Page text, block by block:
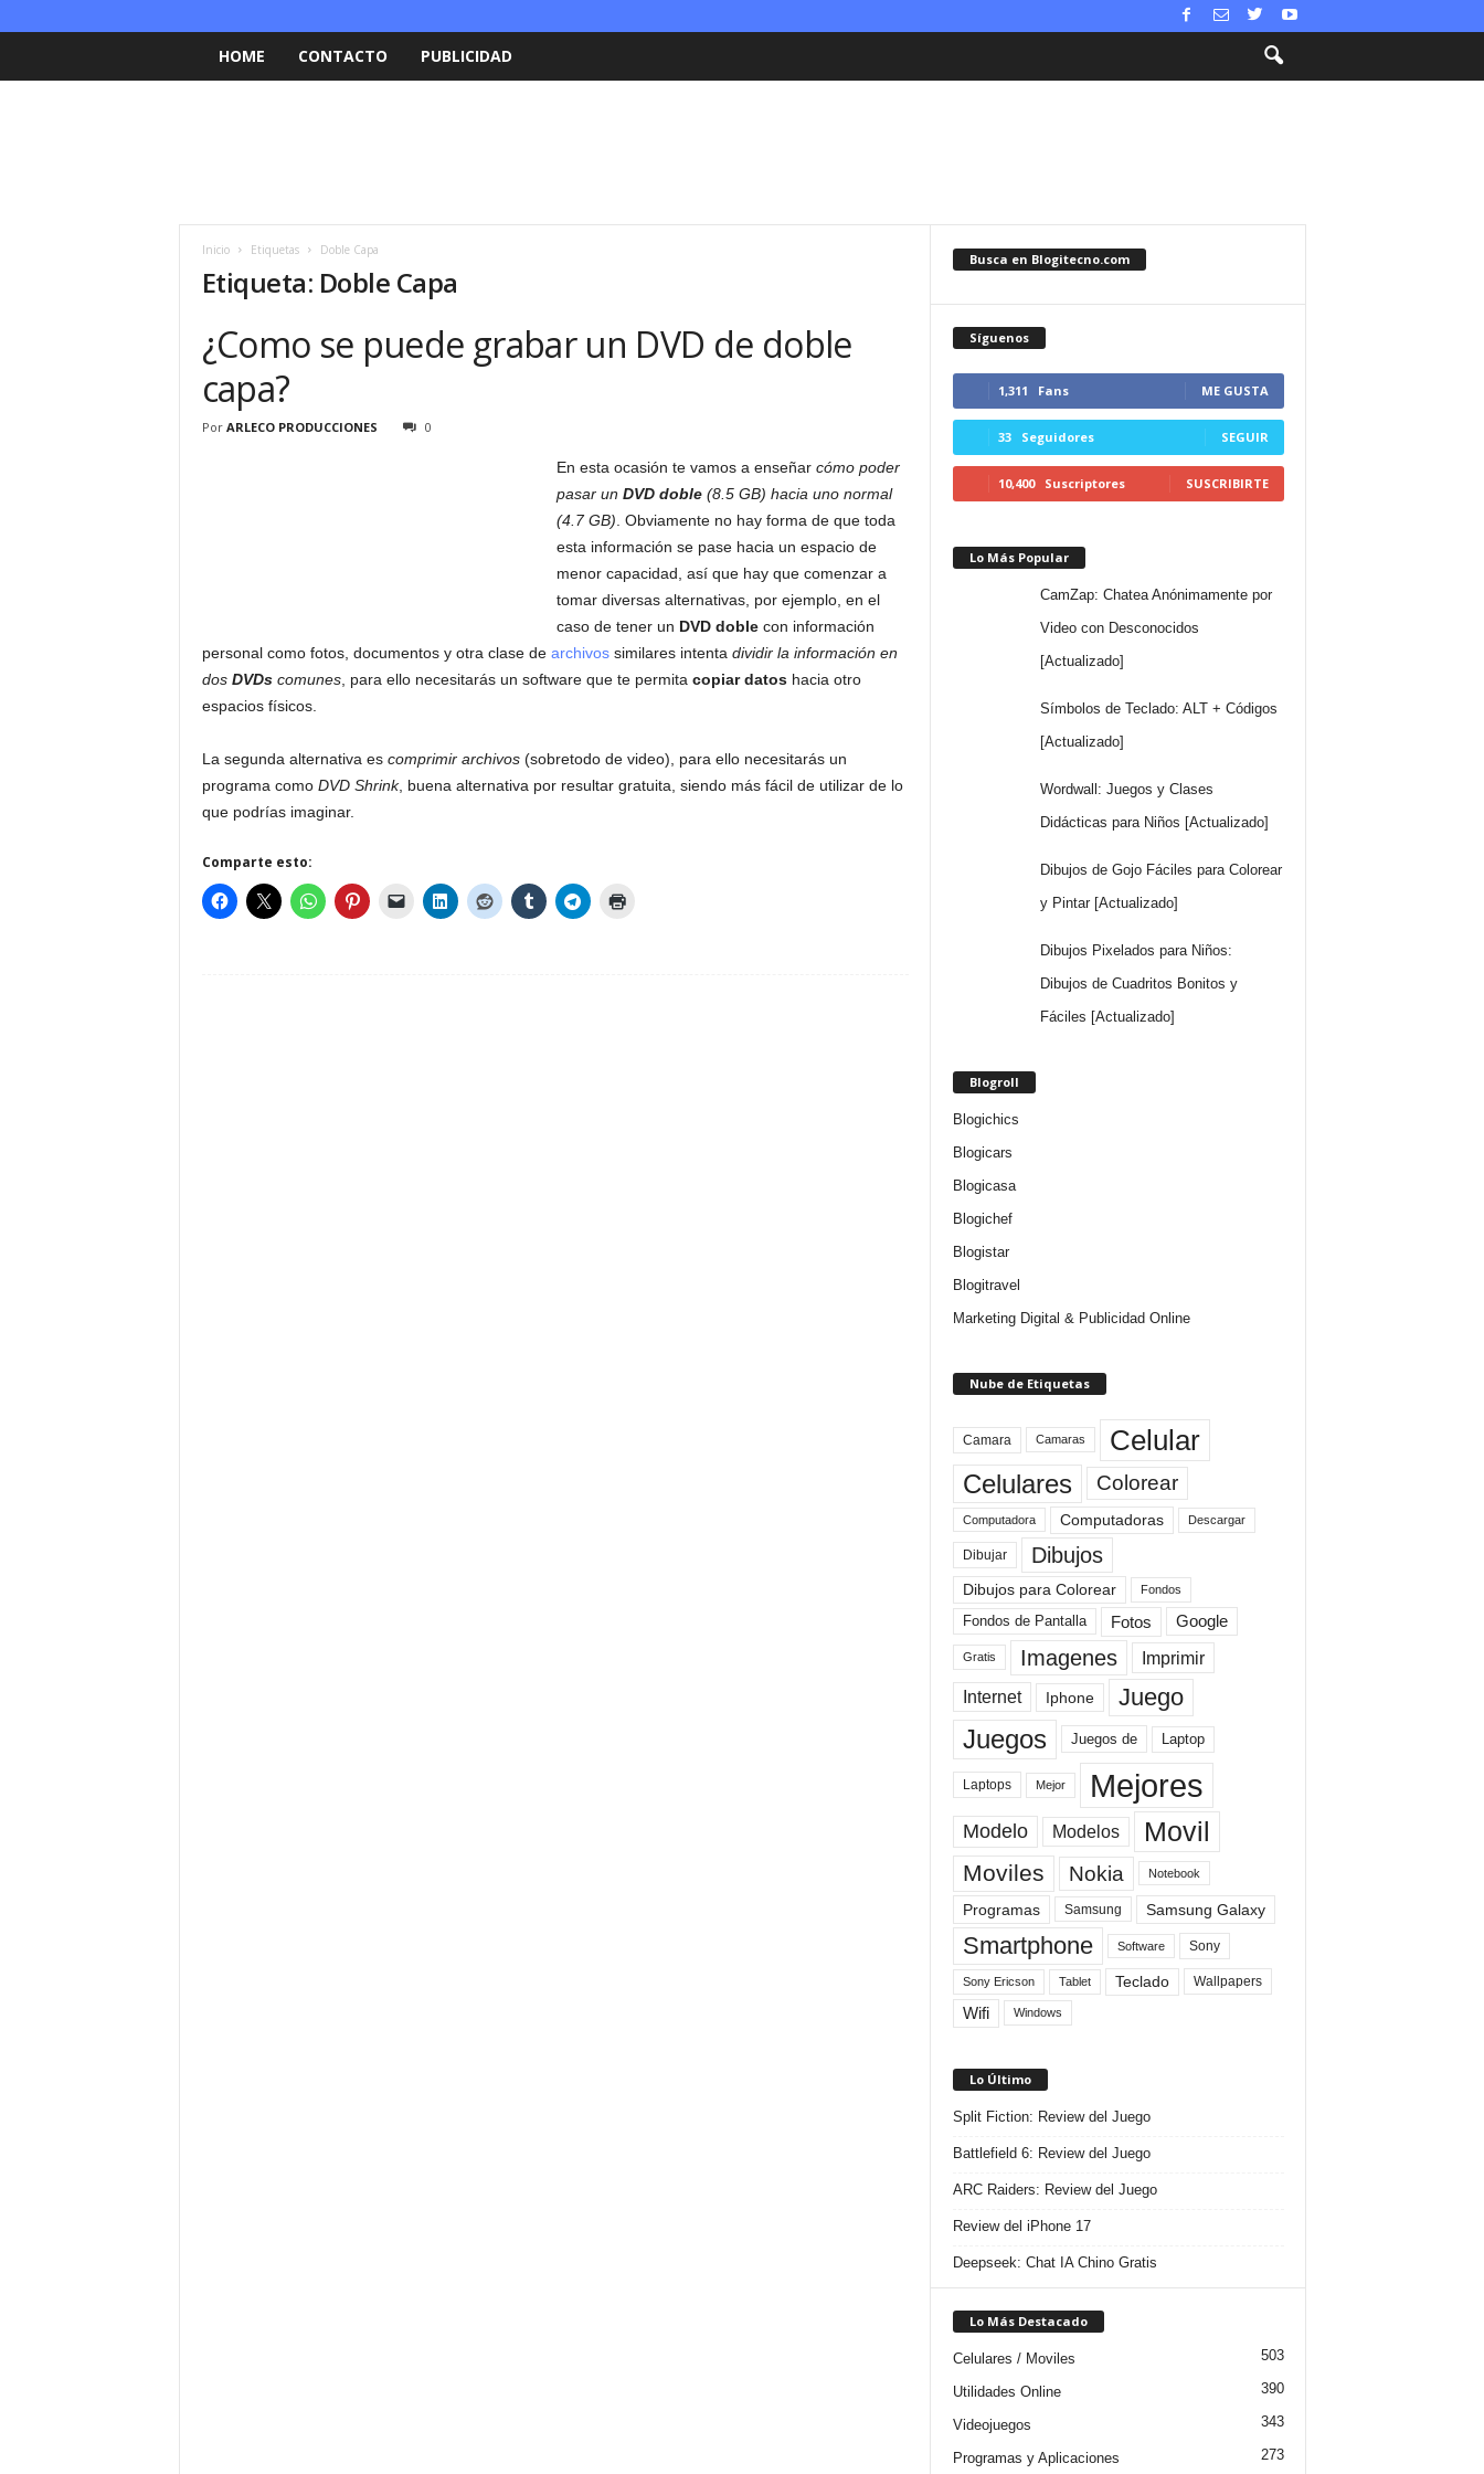
HOME CONTACTO PUBLICIDAD
Inicio Etiquetas Doble Capa
Etiqueta: Doble Capa
¿Como se puede grabar un DVD de doble
capa?
Por ARLECO PRODUCCIONES 0
En esta ocasión te vamos a enseñar cómo poder
pasar un DVD doble(8.5 GB) hacia uno normal
(4.7 GB) . Obviamente no hay forma de que toda
esta información se pase hacia un espacio de
menor capacidad, así que hay que comenzar a
tomar diversas alternativas, por ejemplo, en el
caso de tener un DVD doblecon información
personal como fotos, documentos y otra clase de archivossimilares intenta dividir la información en
dos DVDscomunes, para ello necesitarás un software que te permita copiar datoshacia otro
espacios físicos.
La segunda alternativa es comprimir archivos(sobretodo de video), para ello necesitarás un
programa como DVD Shrink, buena alternativa por resultar gratuita, siendo más fácil de utilizar de lo
que podrías imaginar.
Comparte esto:
Busca en Blogitecno.com
Síguenos
1,311 Fans ME GUSTA
33 Seguidores SEGUIR
10,400 Suscriptores SUSCRIBIRTE
Lo Más Popular
CamZap: Chatea Anónimamente por
Video con Desconocidos
[Actualizado]
Símbolos de Teclado: ALT + Códigos
[Actualizado]
Wordwall: Juegos y Clases
Didácticas para Niños [Actualizado]
Dibujos de Gojo Fáciles para Colorear
y Pintar [Actualizado]
Dibujos Pixelados para Niños:
Dibujos de Cuadritos Bonitos y
Fáciles [Actualizado]
Blogroll
Blogichics
Blogicars
Blogicasa
Blogichef
Blogistar
Blogitravel
Marketing Digital & Publicidad Online
Nube de Etiquetas
Camara Camaras Celular
Celulares Colorear
Computadora Computadoras Descargar
Dibujar Dibujos
Dibujos para Colorear Fondos
Fondos de Pantalla Fotos Google
Gratis Imagenes Imprimir
Internet Iphone Juego
Juegos Juegos de Laptop
Laptops Mejor Mejores
Modelo Modelos Movil
Moviles Nokia Notebook
Programas Samsung Samsung Galaxy
Smartphone Software Sony
Sony Ericson Tablet Teclado Wallpapers
Wifi Windows
Lo Último
Split Fiction: Review del Juego
Battlefield 6: Review del Juego
ARC Raiders: Review del Juego
Review del iPhone 17
Deepseek: Chat IA Chino Gratis
Lo Más Destacado
Celulares / Moviles 503
Utilidades Online 390
Videojuegos 343
Programas y Aplicaciones 273